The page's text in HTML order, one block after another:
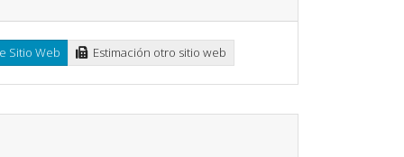
Sitio Web Estimación otro sitio web